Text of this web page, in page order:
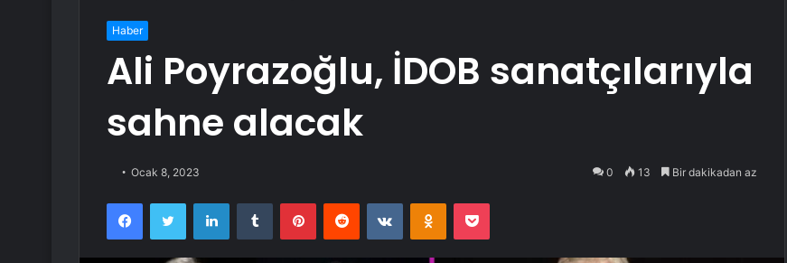
Haber
Ali Poyrazoğlu, İDOB sanatçılarıyla
sahne alacak
Ocak 8, 2023 0 13 Bir dakikadan az
FacebookTwitter LinkedInTumblr PinterestReddit VKontakteOdnoklassniki
Pocket